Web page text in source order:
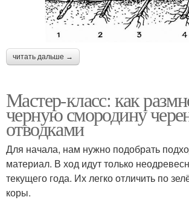
читать дальше →
Мастер-класс: как
черную смородину
отводками
Для начала, нам нужно подобрать
материал. В ход идут только
текущего года. Их легко отличить по
коры.